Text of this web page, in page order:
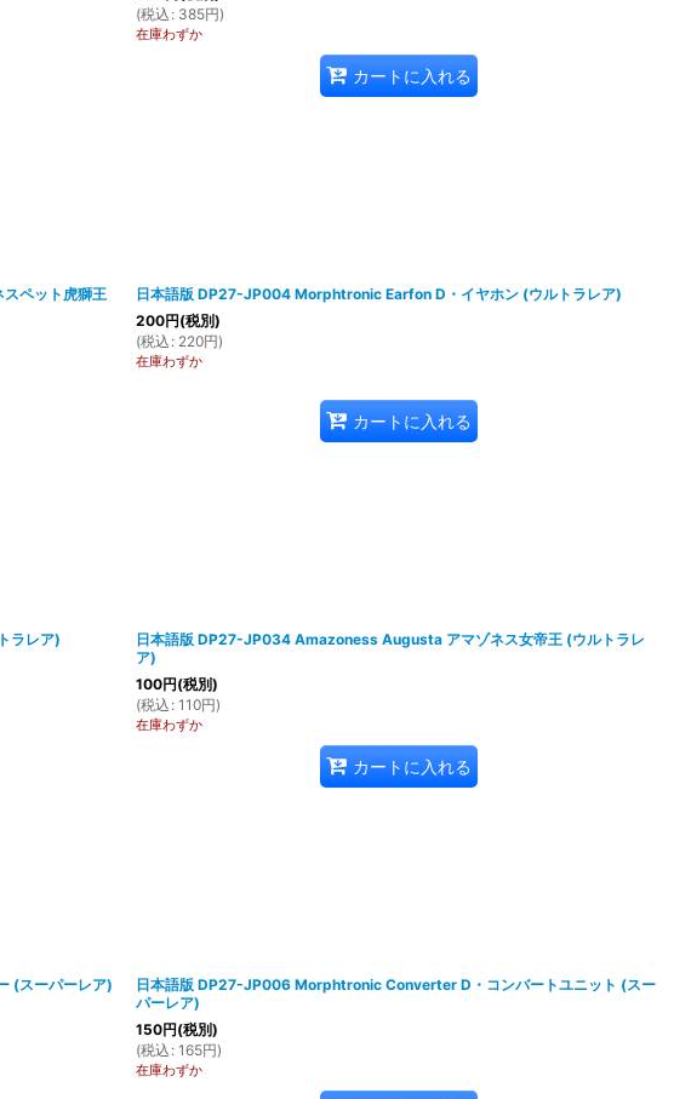
(税込 : 385円)
在庫わずか
カートに入れる
ペット虎獅王
日本語版 DP27-JP004 Morphtronic Earfon D・イヤホン (ウルトラレア)
200円(税別)
(税込 : 220円)
在庫わずか
カートに入れる
ラレア)
日本語版 DP27-JP034 Amazoness Augusta アマゾネス女帝王 (ウルトラレ
ア)
100円(税別)
(税込 : 110円)
在庫わずか
カートに入れる
(スーパーレア)
日本語版 DP27-JP006 Morphtronic Converter D・コンバートユニット (スー
パーレア)
150円(税別)
(税込 : 165円)
在庫わずか